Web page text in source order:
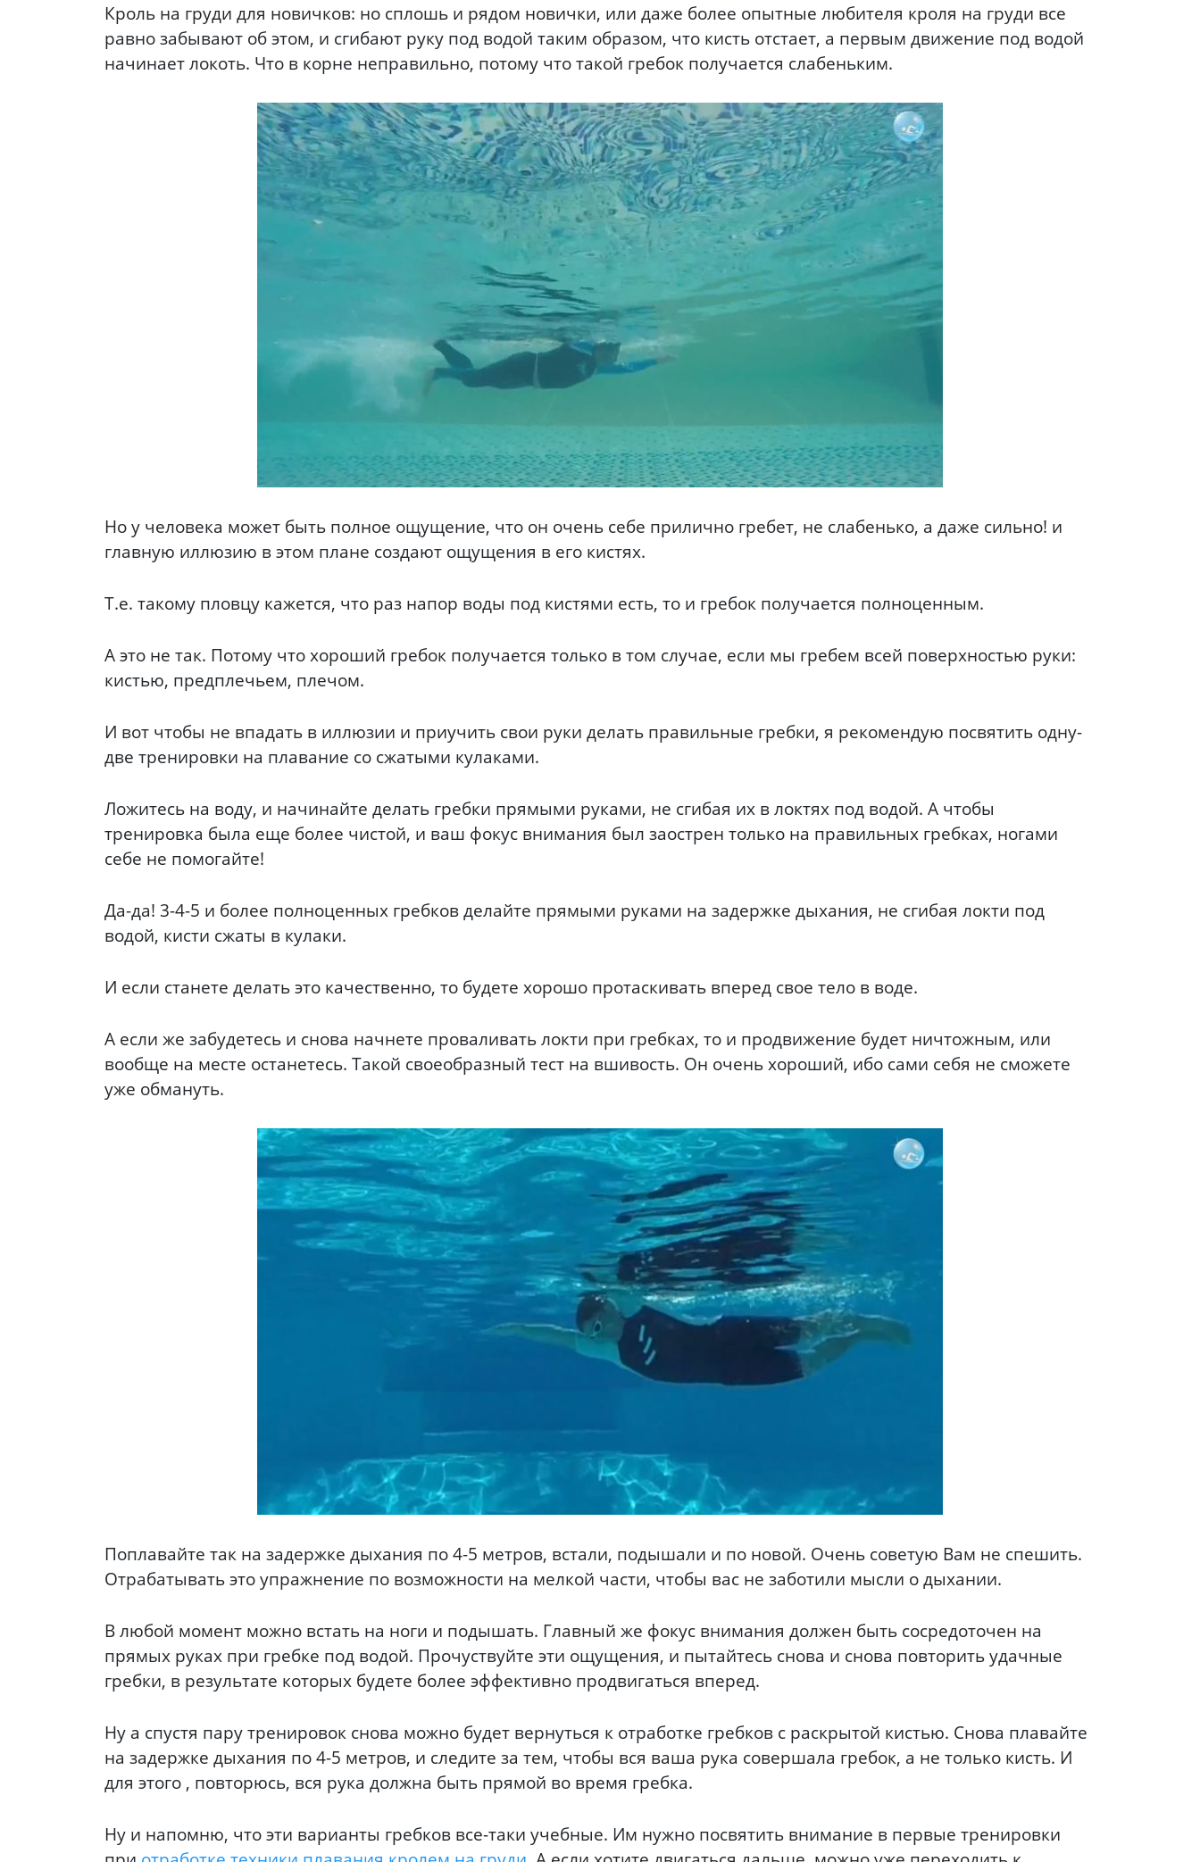
Кроль на груди для новичков: но сплошь и рядом новички, или даже более опытные любителя кроля на груди все
равно забывают об этом, и сгибают руку под водой таким образом, что кисть отстает, а первым движение под водой
начинает локоть. Что в корне неправильно, потому что такой гребок получается слабеньким.
Но у человека может быть полное ощущение, что он очень себе прилично гребет, не слабенько, а даже сильно! и
главную иллюзию в этом плане создают ощущения в его кистях.
Т.е. такому пловцу кажется, что раз напор воды под кистями есть, то и гребок получается полноценным.
А это не так. Потому что хороший гребок получается только в том случае, если мы гребем всей поверхностью руки:
кистью, предплечьем, плечом.
И вот чтобы не впадать в иллюзии и приучить свои руки делать правильные гребки, я рекомендую посвятить одну-
две тренировки на плавание со сжатыми кулаками.
Ложитесь на воду, и начинайте делать гребки прямыми руками, не сгибая их в локтях под водой. А чтобы
тренировка была еще более чистой, и ваш фокус внимания был заострен только на правильных гребках, ногами
себе не помогайте!
Да-да! 3-4-5 и более полноценных гребков делайте прямыми руками на задержке дыхания, не сгибая локти под
водой, кисти сжаты в кулаки.
И если станете делать это качественно, то будете хорошо протаскивать вперед свое тело в воде.
А если же забудетесь и снова начнете проваливать локти при гребках, то и продвижение будет ничтожным, или
вообще на месте останетесь. Такой своеобразный тест на вшивость. Он очень хороший, ибо сами себя не сможете
уже обмануть.
Поплавайте так на задержке дыхания по 4-5 метров, встали, подышали и по новой. Очень советую Вам не спешить.
Отрабатывать это упражнение по возможности на мелкой части, чтобы вас не заботили мысли о дыхании.
В любой момент можно встать на ноги и подышать. Главный же фокус внимания должен быть сосредоточен на
прямых руках при гребке под водой. Прочуствуйте эти ощущения, и пытайтесь снова и снова повторить удачные
гребки, в результате которых будете более эффективно продвигаться вперед.
Ну а спустя пару тренировок снова можно будет вернуться к отработке гребков с раскрытой кистью. Снова плавайте
на задержке дыхания по 4-5 метров, и следите за тем, чтобы вся ваша рука совершала гребок, а не только кисть. И
для этого , повторюсь, вся рука должна быть прямой во время гребка.
Ну и напомню, что эти варианты гребков все-таки учебные. Им нужно посвятить внимание в первые тренировки